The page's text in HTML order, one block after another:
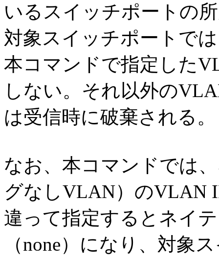
いるスイッチポートの
対象スイッチポートで
本コマンドで指定した
しない。それ以外の
は受信時に破棄される。
なお、本コマンドでは
グなしVLAN）のVLAN
違って指定するとネイ
（none）になり、対象